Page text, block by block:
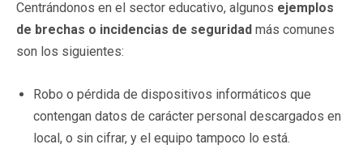
Centrándonos en el sector educativo, algunos ejemplos
de brechas o incidencias de seguridad más comunes
son los siguientes:
Robo o pérdida de dispositivos informáticos que
contengan datos de carácter personal descargados en
local, o sin cifrar, y el equipo tampoco lo está.